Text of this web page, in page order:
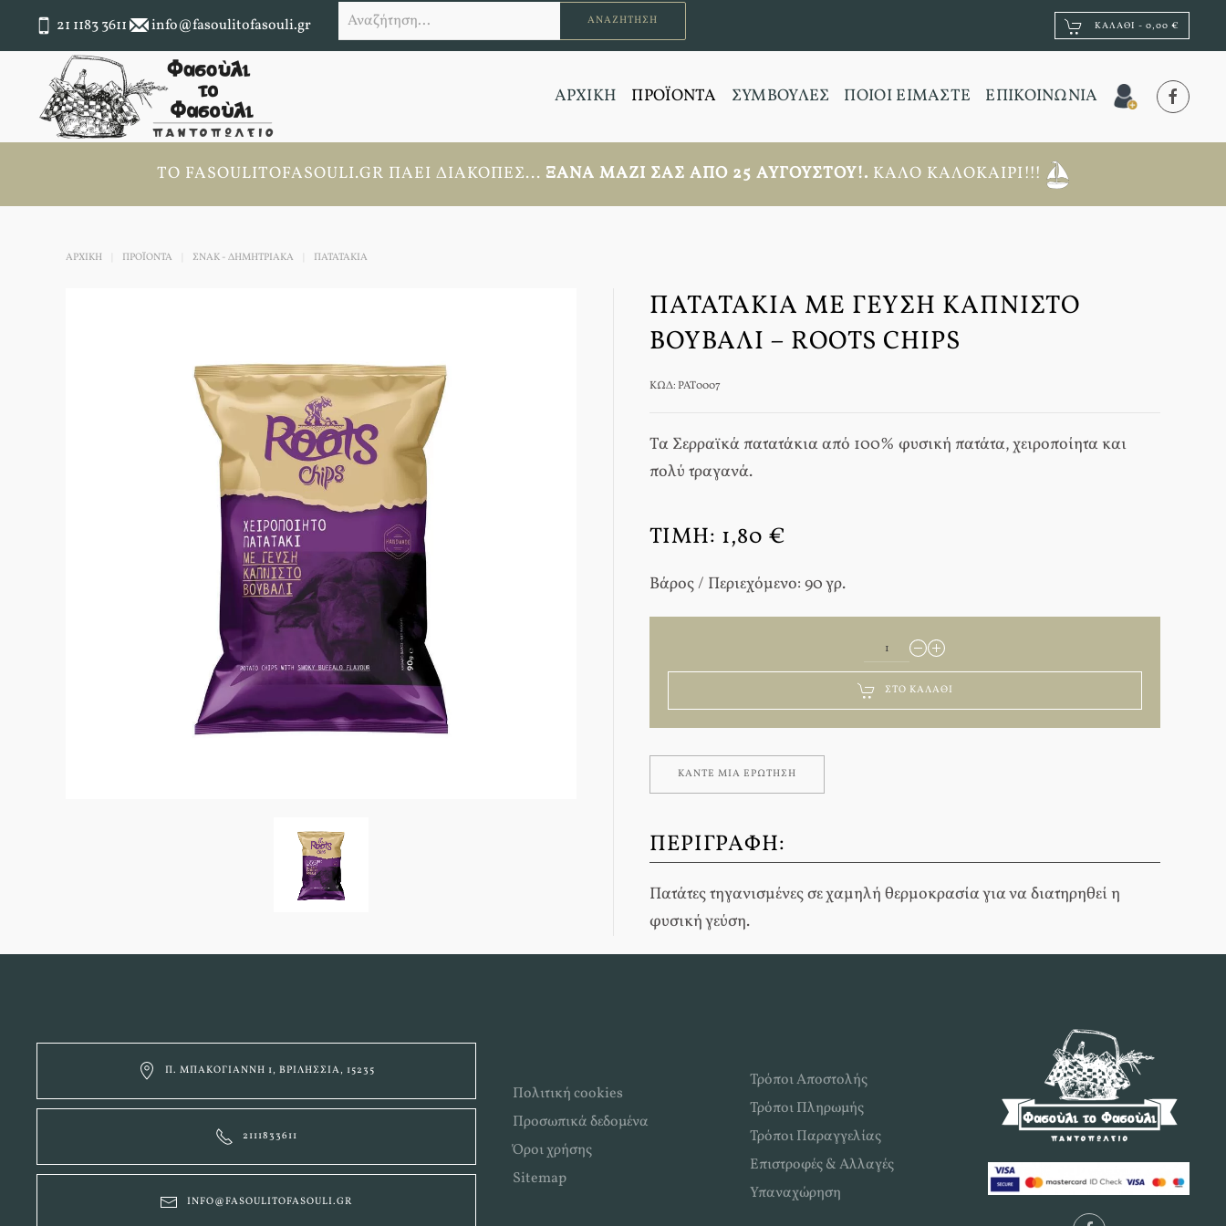
21 1183 3611 info@fasoulitofasouli.gr ΑΝΑΖΉΤΗΣΗ ΚΑΛΆΘΙ - 0,00 €
ΑΡΧΙΚΗ ΠΡΟΪΟΝΤΑ ΣΥΜΒΟΥΛΕΣ ΠΟΙΟΙ ΕΙΜΑΣΤΕ ΕΠΙΚΟΙΝΩΝΙΑ
ΤΟ FASOULITOFASOULI.GR ΠΆΕΙ ΔΙΑΚΟΠΈΣ... ΞΑΝΆ ΜΑΖΊ ΣΑΣ ΑΠΟ 25 ΑΥΓΟΎΣΤΟΥ!. ΚΑΛΌ ΚΑΛΟΚΑΊΡΙ!!!
ΑΡΧΙΚΉ ΠΡΟΪΟΝΤΑ ΣΝΑΚ - ΔΗΜΗΤΡΙΑΚΑ ΠΑΤΑΤΆΚΙΑ
ΠΑΤΑΤΆΚΙΑ ΜΕ ΓΕΎΣΗ ΚΑΠΝΙΣΤΌ
ΒΟΥΒΆΛΙ – ROOTS CHIPS
ΚΩΔ: PAT0007
Τα Σερραϊκά πατατάκια από 100% φυσική πατάτα, χειροποίητα και
πολύ τραγανά.
ΤΙΜΉ: 1,80 €
Βάρος / Περιεχόμενο: 90 γρ.
ΣΤΟ ΚΑΛΆΘΙ
ΚΆΝΤΕ ΜΊΑ ΕΡΏΤΗΣΗ
ΠΕΡΙΓΡΑΦΉ:
Πατάτες τηγανισμένες σε χαμηλή θερμοκρασία για να διατηρηθεί η
φυσική γεύση.
Π. ΜΠΑΚΟΓΙΆΝΝΗ 1, ΒΡΙΛΉΣΣΙΑ, 15235
2111833611
INFO@FASOULITOFASOULI.GR
Πολιτική cookies
Προσωπικά δεδομένα
Όροι χρήσης
Sitemap
Τρόποι Αποστολής
Τρόποι Πληρωμής
Τρόποι Παραγγελίας
Επιστροφές & Αλλαγές
Υπαναχώρηση